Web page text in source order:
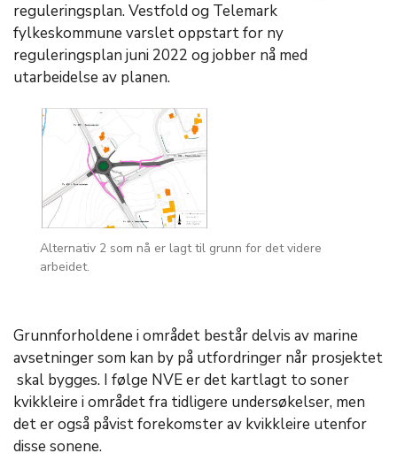
reguleringsplan. Vestfold og Telemark
fylkeskommune varslet oppstart for ny
reguleringsplan juni 2022 og jobber nå med
utarbeidelse av planen.
Alternativ 2 som nå er lagt til grunn for det videre
arbeidet.
Grunnforholdene i området består delvis av marine
avsetninger som kan by på utfordringer når prosjektet
skal bygges. I følge NVE er det kartlagt to soner
kvikkleire i området fra tidligere undersøkelser, men
det er også påvist forekomster av kvikkleire utenfor
disse sonene.